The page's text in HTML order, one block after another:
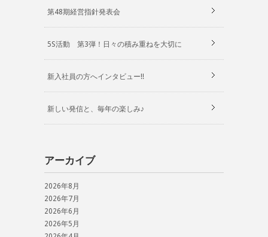
第48期経営指針発表会
5S活動 第3弾！日々の積み重ねを大切に
新入社員の方へインタビュー!!
新しい発信と、毎年の楽しみ♪
アーカイブ
2026年8月
2026年7月
2026年6月
2026年5月